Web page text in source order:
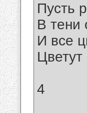
Пусть
В тени
И все
Цветут
4